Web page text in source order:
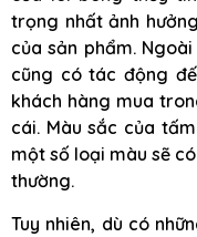
trọng nhất ảnh
của sản phẩm.
cũng có tác động
khách hàng mua
cái. Màu sắc của
một số loại màu sẽ
thường.
Tuy nhiên, dù có